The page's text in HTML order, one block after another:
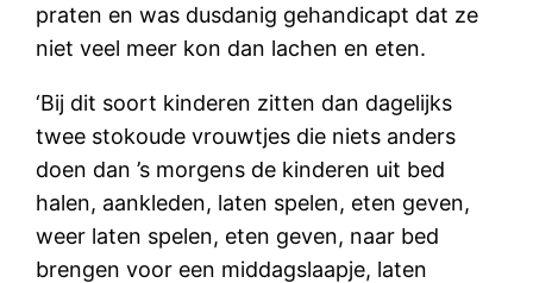
praten en was dusdanig gehandicapt dat ze
niet veel meer kon dan lachen en eten.
‘Bij dit soort kinderen zitten dan dagelijks
twee stokoude vrouwtjes die niets anders
doen dan ’s morgens de kinderen uit bed
halen, aankleden, laten spelen, eten geven,
weer laten spelen, eten geven, naar bed
brengen voor een middagslaapje, laten